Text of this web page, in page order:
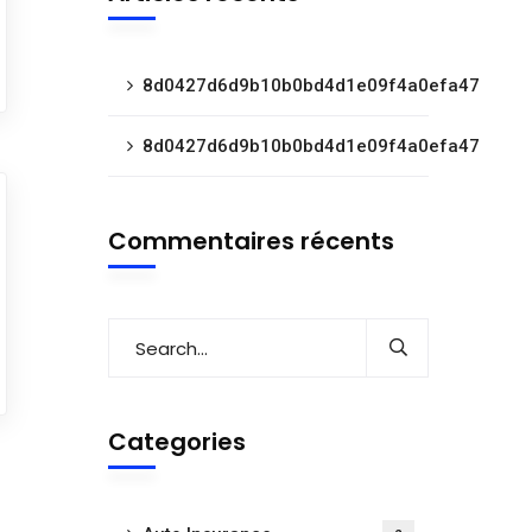
8d0427d6d9b10b0bd4d1e09f4a0efa47
8d0427d6d9b10b0bd4d1e09f4a0efa47
Commentaires récents
Categories